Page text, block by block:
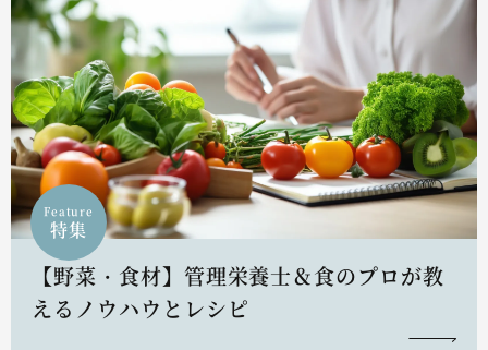
Feature
特集
【野菜・食材】管理栄養士＆食のプロが教
えるノウハウとレシピ